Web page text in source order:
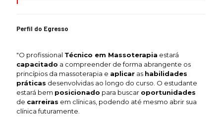
Perfil do Egresso
"O profissional Técnico em Massoterapia estará
capacitado a compreender de forma abrangente os
princípios da massoterapia e aplicar as habilidades
práticas desenvolvidas ao longo do curso. O estudante
estará bem posicionado para buscar oportunidades
de carreiras em clínicas, podendo até mesmo abrir sua
clínica futuramente.